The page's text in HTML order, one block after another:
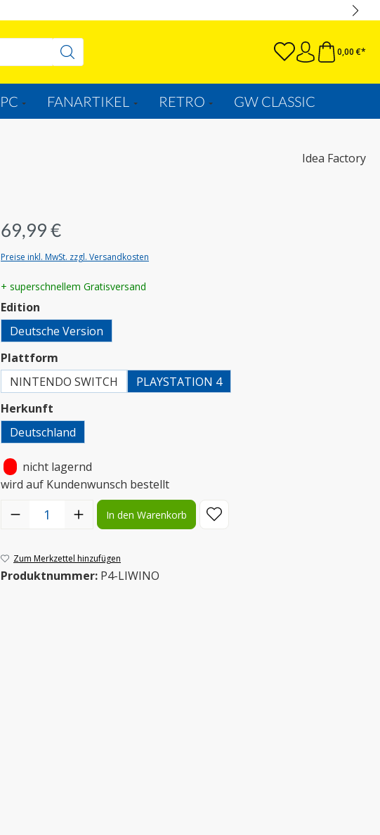
0,00 €*
PC FANARTIKEL RETRO GW CLASSIC
Idea Factory
69,99 €
Preise inkl. MwSt. zzgl. Versandkosten
+ superschnellem Gratisversand
Edition
Deutsche Version
Plattform
NINTENDO SWITCH
PLAYSTATION 4
Herkunft
Deutschland
nicht lagernd
wird auf Kundenwunsch bestellt
Produkt Anzahl: Gib den gewünschten Wert ein oder benutze die
In den Warenkorb
Zum Merkzettel hinzufügen
Produktnummer: P4-LIWINO